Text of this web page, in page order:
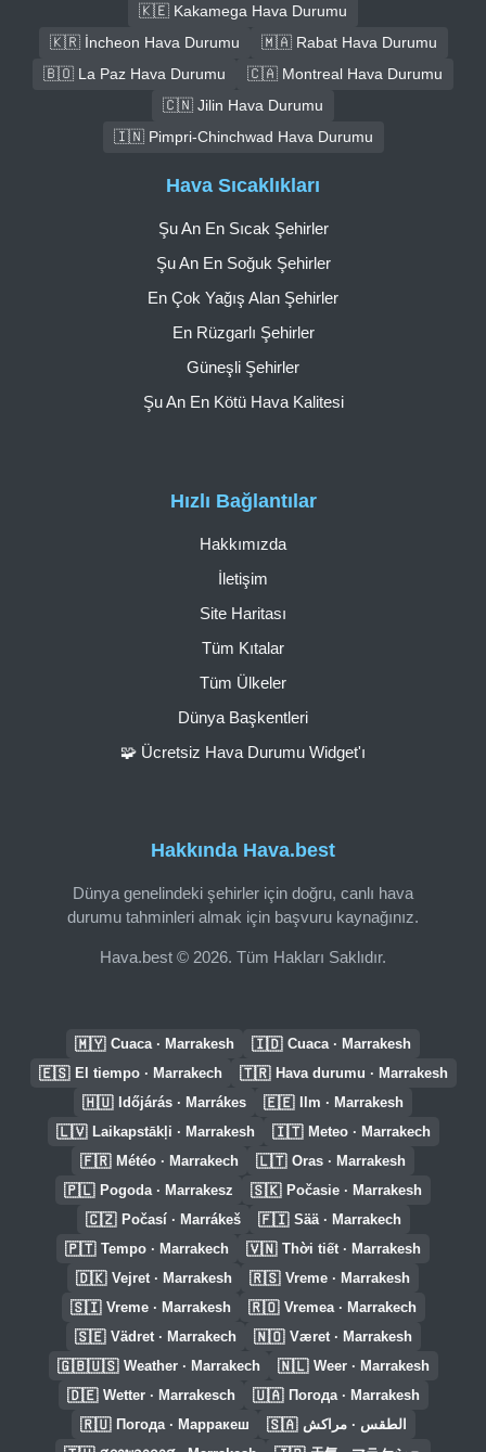
🇰🇪 Kakamega Hava Durumu
🇰🇷 İncheon Hava Durumu
🇲🇦 Rabat Hava Durumu
🇧🇴 La Paz Hava Durumu
🇨🇦 Montreal Hava Durumu
🇨🇳 Jilin Hava Durumu
🇮🇳 Pimpri-Chinchwad Hava Durumu
Hakkında Hava.best
Dünya genelindeki şehirler için doğru, canlı hava
durumu tahminleri almak için başvuru kaynağınız.
Hava.best © 2026. Tüm Hakları Saklıdır.
Hızlı Bağlantılar
Hakkımızda
İletişim
Site Haritası
Tüm Kıtalar
Tüm Ülkeler
Dünya Başkentleri
🧩 Ücretsiz Hava Durumu Widget'ı
Hava Sıcaklıkları
Şu An En Sıcak Şehirler
Şu An En Soğuk Şehirler
En Çok Yağış Alan Şehirler
En Rüzgarlı Şehirler
Güneşli Şehirler
Şu An En Kötü Hava Kalitesi
🇲🇾 Cuaca · Marrakesh 🇮🇩 Cuaca · Marrakesh
🇪🇸 El tiempo · Marrakech 🇹🇷 Hava durumu · Marrakesh
🇭🇺 Időjárás · Marrákes 🇪🇪 Ilm · Marrakesh
🇱🇻 Laikapstākļi · Marrakesh 🇮🇹 Meteo · Marrakech
🇫🇷 Météo · Marrakech 🇱🇹 Oras · Marrakesh
🇵🇱 Pogoda · Marrakesz 🇸🇰 Počasie · Marrakesh
🇨🇿 Počasí · Marrákeš 🇫🇮 Sää · Marrakech
🇵🇹 Tempo · Marrakech 🇻🇳 Thời tiết · Marrakesh
🇩🇰 Vejret · Marrakesh 🇷🇸 Vreme · Marrakesh
🇸🇮 Vreme · Marrakesh 🇷🇴 Vremea · Marrakech
🇸🇪 Vädret · Marrakech 🇳🇴 Været · Marrakesh
🇬🇧🇺🇸 Weather · Marrakech 🇳🇱 Weer · Marrakesh
🇩🇪 Wetter · Marrakesch 🇺🇦 Погода · Marrakesh
🇷🇺 Погода · Марракеш 🇸🇦 الطقس · مراكش